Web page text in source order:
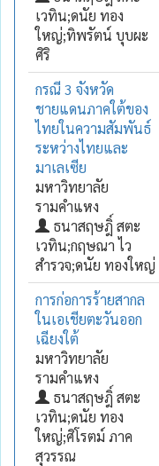
เวทิน;ดนัย ทอง
ใหญ่;ทิพรัตน์ บุบผะ
ศิริ
กรณี 3 จังหวัด
ชายแดนภาคใต้ของ
ไทยในความสัมพันธ์
ระหว่างไทยและ
มาเลเซีย
มหาวิทยาลัย
รามคำแหง
ธนาสฤษฎิ์ สตะ
เวทิน;กฤษณา ไว
สำรวจ;ดนัย ทองใหญ่
การก่อการร้ายสากล
ในเอเชียตะวันออก
เฉียงใต้
มหาวิทยาลัย
รามคำแหง
ธนาสฤษฎิ์ สตะ
เวทิน;ดนัย ทอง
ใหญ่;ศิโรตม์ ภาค
สุวรรณ